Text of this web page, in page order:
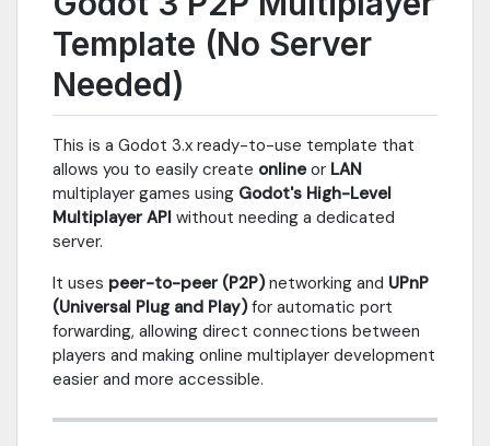
Template (No Server
Needed)
This is a Godot 3.x ready-to-use template that
allows you to easily create onlineor LAN
multiplayer games using Godot's High-Level
Multiplayer API without needing a dedicated
server.
It uses peer-to-peer (P2P)networking and UPnP
(Universal Plug and Play)for automatic port
forwarding, allowing direct connections between
players and making online multiplayer development
easier and more accessible.